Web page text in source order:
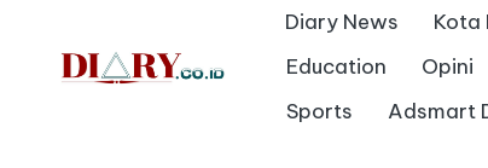
Diary News Kota
Education
Opini
Sports
Adsmart